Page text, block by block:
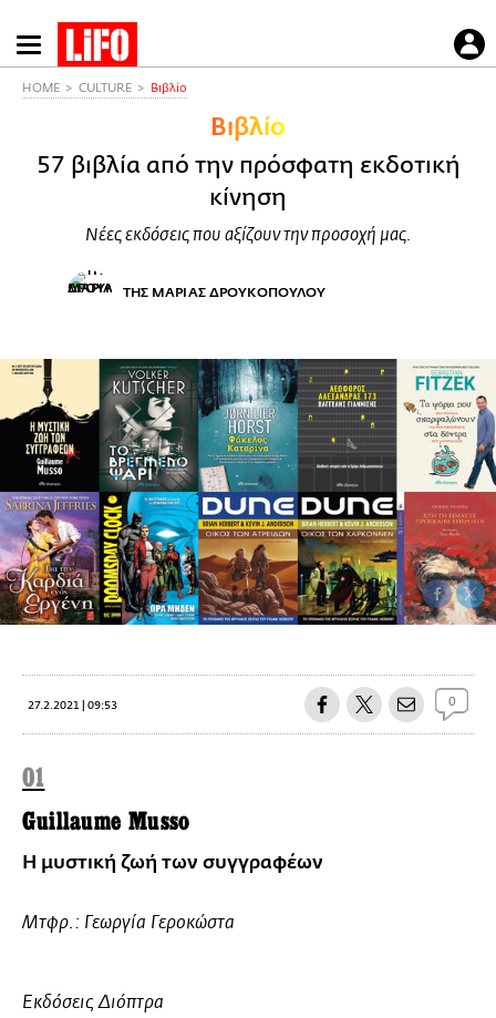
Παράκαμψη
προς
HOME CULTURE Βιβλίο
Βιβλίο
57 βιβλία από την πρόσφατη εκδοτική
κίνηση
Νέες εκδόσεις που αξίζουν την προσοχή μας.
ΤΗΣ ΜΑΡΙΑΣ ΔΡΟΥΚΟΠΟΥΛΟΥ
27.2.2021 | 09:53 0
01
Guillaume Musso
Η μυστική ζωή των συγγραφέων
Μτφρ.: Γεωργία Γεροκώστα
Εκδόσεις Διόπτρα